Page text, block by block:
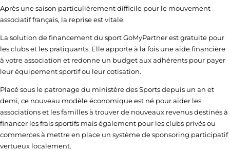
Après une saison particulièrement difficile pour le mouvement
associatif français, la reprise est vitale.
La solution de financement du sport GoMyPartner est gratuite pour
les clubs et les pratiquants. Elle apporte à la fois une aide financière
à votre association et redonne un budget aux adhérents pour payer
leur équipement sportif ou leur cotisation.
Placé sous le patronage du ministère des Sports depuis un an et
demi, ce nouveau modèle économique est né pour aider les
associations et les familles à trouver de nouveaux revenus destinés à
financer les frais sportifs mais également pour les clubs privés ou
commerces à mettre en place un système de sponsoring participatif
vertueux localement.